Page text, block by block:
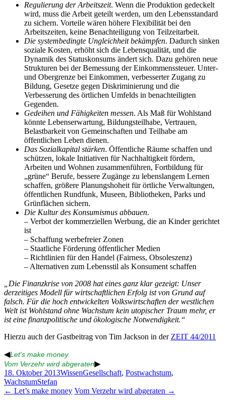
Regulierung der Arbeitszeit. Wenn die Produktion gedeckelt
wird, muss die Arbeit geteilt werden, um den Lebensstandard
zu sichern. Vorteile wären höhere Flexibilität bei den
Arbeitszeiten, keine Benachteiligung von Teilzeitarbeit.
Die systembedingte Ungleichheit bekämpfen. Dadurch sinken
soziale Kosten, erhöht sich die Lebensqualität, und die
Dynamik des Statuskonsums ändert sich. Dazu gehören neue
Strukturen bei der Bemessung der Einkommenssteuer. Unter-
und Obergrenze bei Einkommen, verbesserter Zugang zu
Bildung, Gesetze gegen Diskriminierung und die
Verbesserung des örtlichen Umfelds in benachteiligten
Gegenden.
Gedeihen und Fähigkeiten messen. Als Maß für Wohlstand
könnte Lebenserwartung, Bildungsteilhabe, Vertrauen,
Belastbarkeit von Gemeinschaften und Teilhabe am
öffentlichen Leben dienen.
Das Sozialkapital stärken. Öffentliche Räume schaffen und
schützen, lokale Initiativen für Nachhaltigkeit fördern,
Arbeiten und Wohnen zusammenführen, Fortbildung für
„grüne“ Berufe, bessere Zugänge zu lebenslangem Lernen
schaffen, größere Planungshoheit für örtliche Verwaltungen,
öffentlichen Rundfunk, Museen, Bibliotheken, Parks und
Grünflächen sichern.
Die Kultur des Konsumismus abbauen.
– Verbot der kommerziellen Werbung, die an Kinder gerichtet
ist
– Schaffung werbefreier Zonen
– Staatliche Förderung öffentlicher Medien
– Richtlinien für den Handel (Fairness, Obsoleszenz)
– Alternativen zum Lebensstil als Konsument schaffen
„Die Finanzkrise von 2008 hat eines ganz klar gezeigt: Unser
derzeitiges Modell für wirtschaftlichen Erfolg ist von Grund auf
falsch. Für die hoch entwickelten Volkswirtschaften der westlichen
Welt ist Wohlstand ohne Wachstum kein utopischer Traum mehr, er
ist eine finanzpolitische und ökologische Notwendigkeit.“
Hierzu auch der Gastbeitrag von Tim Jackson in derZEIT 44/2011
◀Let's make money
Vom Verzehr wird abgeraten▶
18. Oktober 2013WissenGesellschaft, Postwachstum,
WachstumStefan
Beitragsnavigation
← Let’s make money Vom Verzehr wird abgeraten →